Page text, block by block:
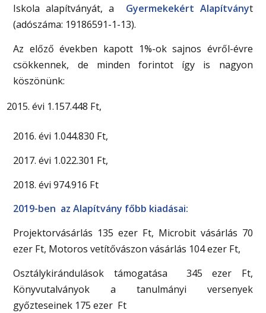
Iskola alapítványát, a Gyermekekért Alapítványt
(adószáma: 19186591-1-13).
Az előző években kapott 1%-ok sajnos évről-évre
csökkennek, de minden forintot így is nagyon
köszönünk:
évi 1.157.448 Ft,
2016. évi 1.044.830 Ft,
2017. évi 1.022.301 Ft,
2018. évi 974.916 Ft
2019-ben az Alapítvány főbb kiadásai:
Projektorvásárlás 135 ezer Ft, Microbit vásárlás 70
ezer Ft, Motoros vetítővászon vásárlás 104 ezer Ft,
Osztálykirándulások támogatása 345 ezer Ft,
Könyvutalványok a tanulmányi versenyek
győzteseinek 175 ezer Ft